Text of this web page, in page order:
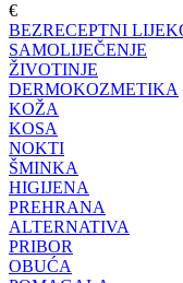
€
BEZRECEPTNI
SAMOLIJEČENJE
ŽIVOTINJE
DERMOKOZMETIKA
KOŽA
KOSA
NOKTI
ŠMINKA
HIGIJENA
PREHRANA
ALTERNATIVA
PRIBOR
OBUĆA